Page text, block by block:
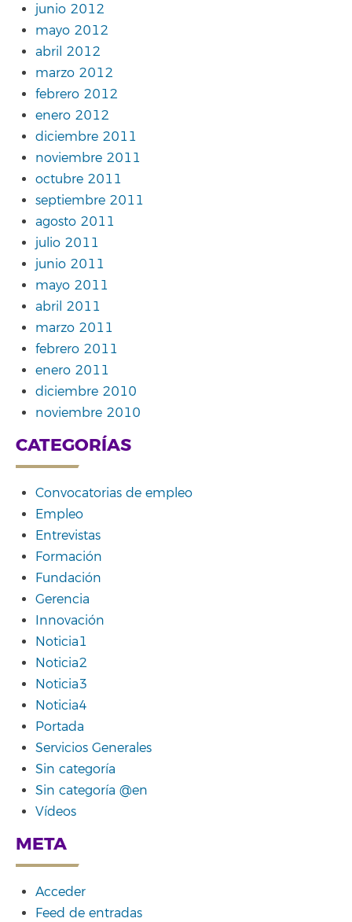
junio 2012
mayo 2012
abril 2012
marzo 2012
febrero 2012
enero 2012
diciembre 2011
noviembre 2011
octubre 2011
septiembre 2011
agosto 2011
julio 2011
junio 2011
mayo 2011
abril 2011
marzo 2011
febrero 2011
enero 2011
diciembre 2010
noviembre 2010
CATEGORÍAS
Convocatorias de empleo
Empleo
Entrevistas
Formación
Fundación
Gerencia
Innovación
Noticia1
Noticia2
Noticia3
Noticia4
Portada
Servicios Generales
Sin categoría
Sin categoría @en
Vídeos
META
Acceder
Feed de entradas